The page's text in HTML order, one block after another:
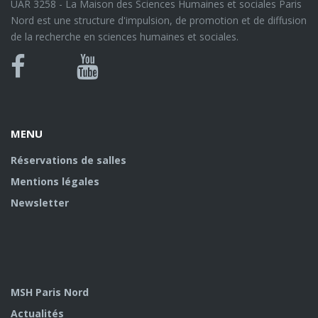
UAR 3258 - La Maison des Sciences Humaines et sociales Paris
Nord est une structure d'impulsion, de promotion et de diffusion
de la recherche en sciences humaines et sociales.
Bluesky
Canal
MENU
Réservations de salles
Mentions légales
Newsletter
MSH Paris Nord
Actualités